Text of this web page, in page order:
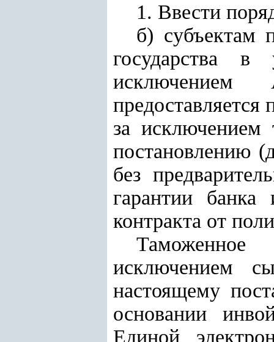
1. Ввести
б) субъектам
государства
исключением
предоставляется
за
постановлению
без
гарантии банка
контракта от
исключением
настоящему
основании
Единой